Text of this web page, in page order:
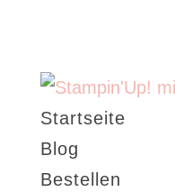
Startseite
Blog
Bestellen